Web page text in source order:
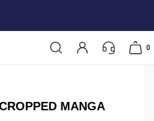
0
MANGA